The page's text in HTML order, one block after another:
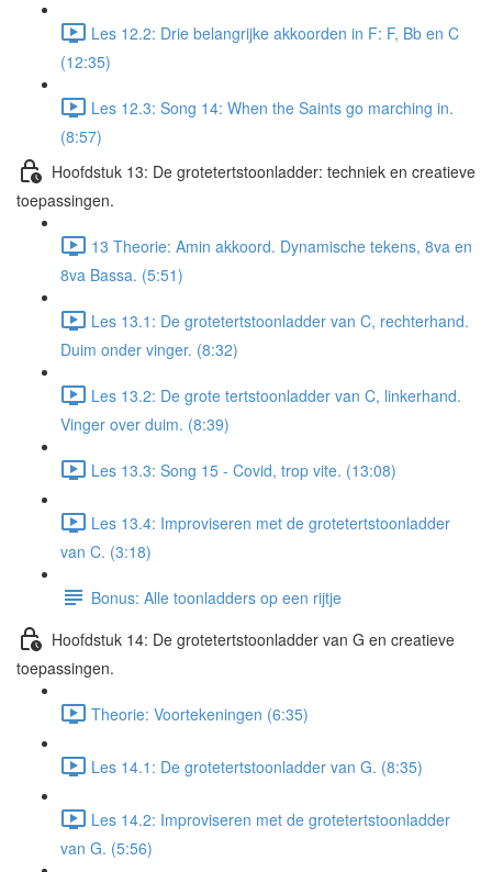
Les 12.2: Drie belangrijke akkoorden in F: F, Bb en C
(12:35)
Les 12.3: Song 14: When the Saints go marching in.
(8:57)
Hoofdstuk 13: De grotetertstoonladder: techniek en creatieve
toepassingen.
13 Theorie: Amin akkoord. Dynamische tekens, 8va en
8va Bassa. (5:51)
Les 13.1: De grotetertstoonladder van C, rechterhand.
Duim onder vinger. (8:32)
Les 13.2: De grote tertstoonladder van C, linkerhand.
Vinger over duim. (8:39)
Les 13.3: Song 15 - Covid, trop vite. (13:08)
Les 13.4: Improviseren met de grotetertstoonladder
van C. (3:18)
Bonus: Alle toonladders op een rijtje
Hoofdstuk 14: De grotetertstoonladder van G en creatieve
toepassingen.
Theorie: Voortekeningen (6:35)
Les 14.1: De grotetertstoonladder van G. (8:35)
Les 14.2: Improviseren met de grotetertstoonladder
van G. (5:56)